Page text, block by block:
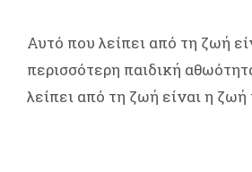
Αυτό που λείπει από τη ζωή
περισσότερη παιδική
λείπει από τη ζωή είναι η ζωή